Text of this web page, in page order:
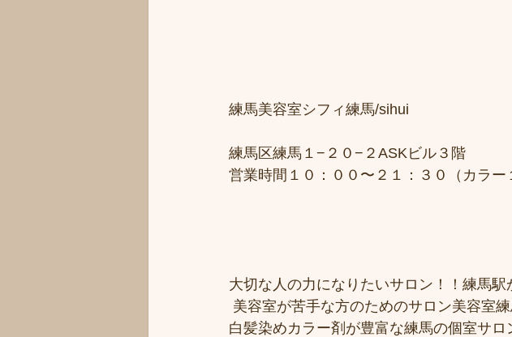
練馬美容室シフィ練馬/sihui
練馬区練馬１−２０−２ASKビル３階 　　
営業時間１０：００〜２１：３０（カラー
大切な人の力になりたいサロン！！練馬
美容室が苦手な方のためのサロン美容室
白髪染めカラー剤が豊富な練馬の個室サ